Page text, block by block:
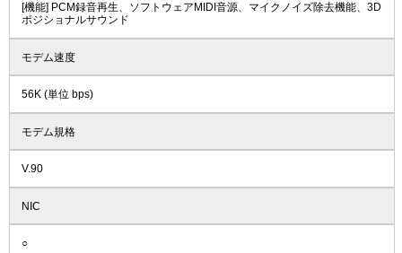
[機能] PCM録音再生、ソフトウェアMIDI音源、マイクノイズ除去機能、3D
ポジショナルサウンド
モデム速度
56K (単位 bps)
モデム規格
V.90
NIC
○